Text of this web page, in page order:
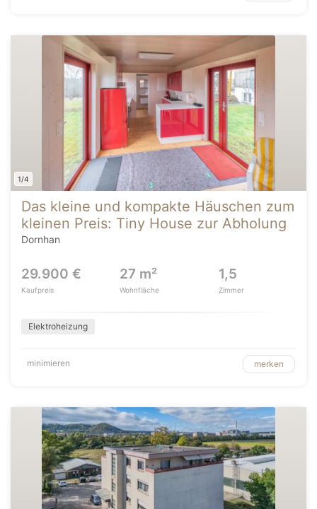
1/4
Das kleine und kompakte Häuschen zum
kleinen Preis: Tiny House zur Abholung
Dornhan
29.900 €
Kaufpreis
27 m²
Wohnfläche
1,5
Zimmer
Elektroheizung
minimieren merken